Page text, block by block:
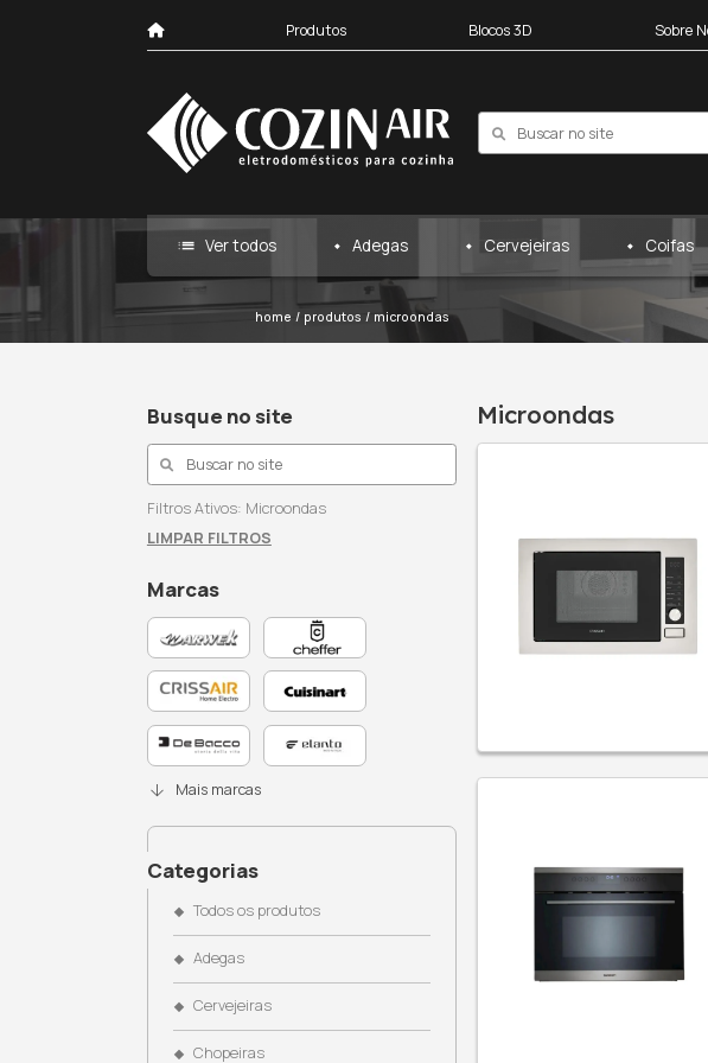
Produtos
list Ver todos Adegas
home / produtos
Busque no site
Filtros Ativos: Microondas
LIMPAR FILTROS